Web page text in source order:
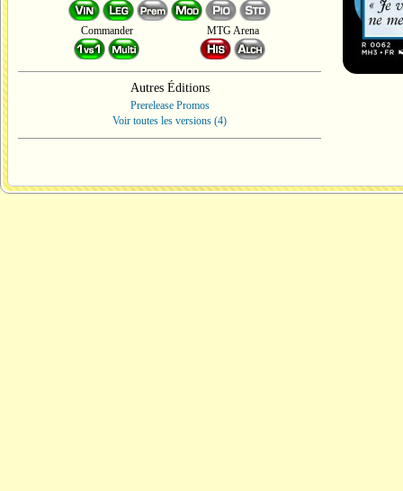
Commander MTG Arena
Autres Éditions
Prerelease Promos
Voir toutes les versions (4)